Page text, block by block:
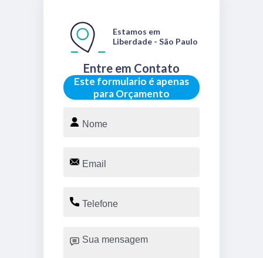
Este formulario é apenas
para Orçamento
Entre em Contato
Estamos em
Liberdade - São Paulo